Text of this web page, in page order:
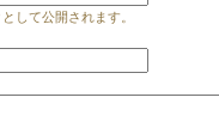
して公開されます。